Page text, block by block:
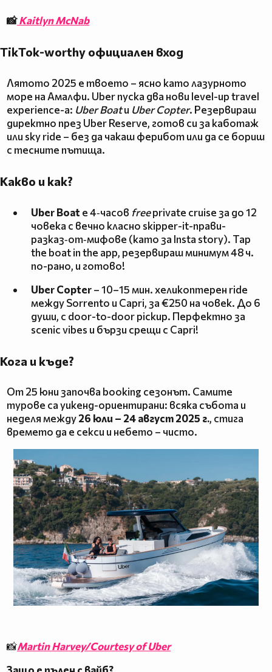
📸Kaitlyn McNab
TikTok-worthy официален вход
Лятото 2025 e твоето – ясно като лазурното
море на Амалфи. Uber пуска два нови level-up travel
experience-а: Uber Boatи Uber Copter. Резервираш
директно през Uber Reserve, готов си за каботаж
или sky ride – без да чакаш ферибот или да се бориш
с тесните пътища.
Какво и как?
Uber Boat е 4‑часов freeprivate cruise за до 12
човека с вечно класно skipper-it-прави-
разказ‑от‑мифове (като за Insta story). Tap
the boat in the app, резервираш минимум 48 ч.
по-рано, и готово!
Uber Copter– 10–15 мин. хеликоптерен ride
между Sorrento и Capri, за €250 на човек. До 6
души, с door-to-door pickup. Перфектно за
scenic vibes и бързи срещи с Capri!
Кога и къде?
От 25 юни започва booking сезонът. Самите
турове са уикенд-ориентирани: всяка събота и
неделя между26 юли – 24 август 2025 г., стига
времето да е секси и небето – чисто.
📸Martin Harvey/Courtesy of Uber